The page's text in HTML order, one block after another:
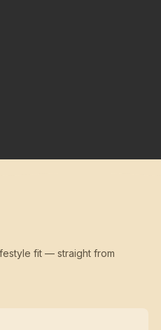
fit — straight from